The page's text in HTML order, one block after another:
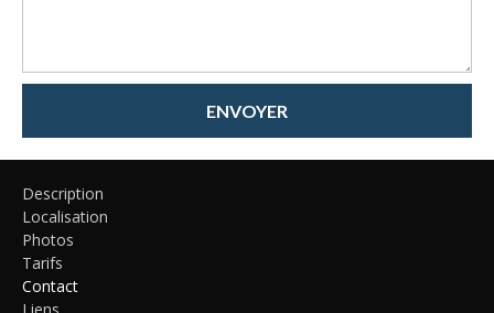
ENVOYER
Description
Localisation
Photos
Tarifs
Contact